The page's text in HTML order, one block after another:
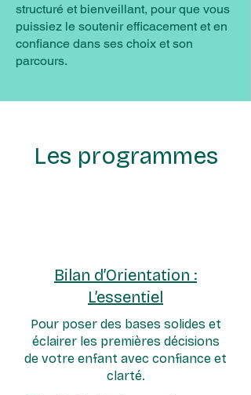
structuré et bienveillant, pour que vous
puissiez le soutenir efficacement et en
confiance dans ses choix et son
parcours.
Les programmes
Bilan d’Orientation :
L’essentiel
Pour poser des bases solides et
éclairer les premières décisions
de votre enfant avec confiance et
clarté.